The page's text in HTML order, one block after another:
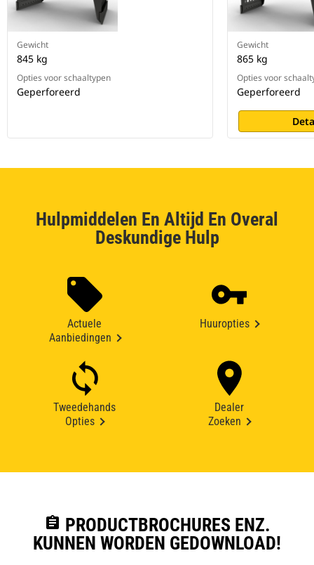
Gewicht
845 kg
Opties voor schaaltypen
Geperforeerd
Gewicht
865 kg
Opties voor
Geperforeerd
Hulpmiddelen En Altijd En Overal
Deskundige Hulp
Actuele
Aanbiedingen
Huuropties
Tweedehands
Opties
Dealer
Zoeken
assignment PRODUCTBROCHURES ENZ.
KUNNEN WORDEN GEDOWNLOAD!